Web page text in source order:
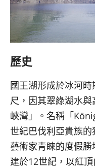
歷史
國王湖形成於冰河
尺，因其翠綠湖水
峽灣」。名稱「
世紀巴伐利亞貴族
藝術家青睞的度假
建於12世紀，以紅